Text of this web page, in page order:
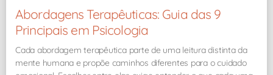
Abordagens Terapêuticas: Guia das 9
Principais em Psicologia
Cada abordagem terapêutica parte de uma leitura distinta da
mente humana e propõe caminhos diferentes para o cuidado